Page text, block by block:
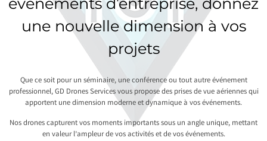
une nouvelle dimension à vos
projets
Que ce soit pour un séminaire, une conférence ou tout autre événement
professionnel, GD Drones Services vous propose des prises de vue aériennes qui
apportent une dimension moderne et dynamique à vos événements.
Nos drones capturent vos moments importants sous un angle unique, mettant
en valeur l’ampleur de vos activités et de vos événements.